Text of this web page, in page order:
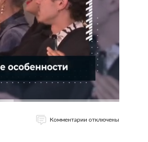
Комментарии отключены